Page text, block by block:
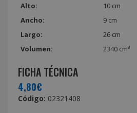
Alto:
10 cm
Ancho:
9 cm
Largo:
26 cm
Volumen:
2340 cm³
FICHA TÉCNICA
4,80€
Código: 02321408